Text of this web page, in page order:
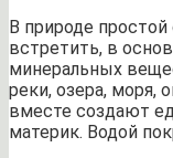
В природе
встретить, в
минеральных
реки, озера, моря,
вместе создают
материк. Водой